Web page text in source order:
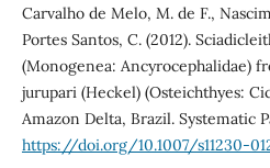
Carvalho de Melo, M. de F.,
Portes Santos, C. (2012).
(Monogenea: Ancyrocephalidae)
jurupari (Heckel) (Osteichthyes:
Amazon Delta, Brazil. Systematic
https://doi.org/10.1007/s11230-